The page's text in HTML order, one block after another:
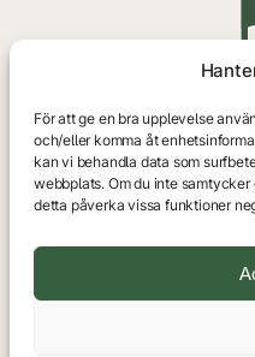
För att ge en bra upplevelse
och/eller komma åt
kan vi behandla data som
webbplats. Om du inte
detta påverka vissa funktioner
© Eslövs
Bli medlem
Logga in
Instagram